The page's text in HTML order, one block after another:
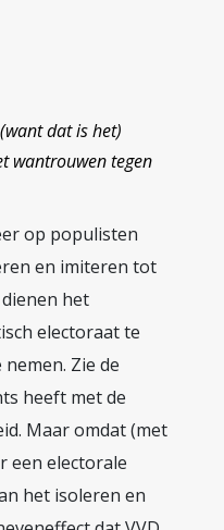
dat is het)
wantrouwen tegen
op populisten
en imiteren tot
het
electoraat te
Zie de
heeft met de
Maar omdat (met
een electorale
het isoleren en